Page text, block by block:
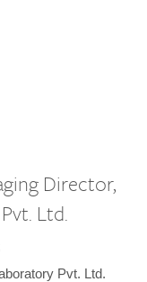
Director,
Ltd.
Pvt. Ltd.